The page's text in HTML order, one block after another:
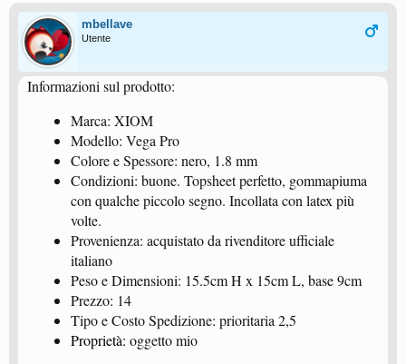
mbellave
Utente
Informazioni sul prodotto:
Marca: XIOM
Modello: Vega Pro
Colore e Spessore: nero, 1.8 mm
Condizioni: buone. Topsheet perfetto, gommapiuma
con qualche piccolo segno. Incollata con latex più
volte.
Provenienza: acquistato da rivenditore ufficiale
italiano
Peso e Dimensioni: 15.5cm H x 15cm L, base 9cm
Prezzo: 14
Tipo e Costo Spedizione: prioritaria 2,5
Proprietà: oggetto mio